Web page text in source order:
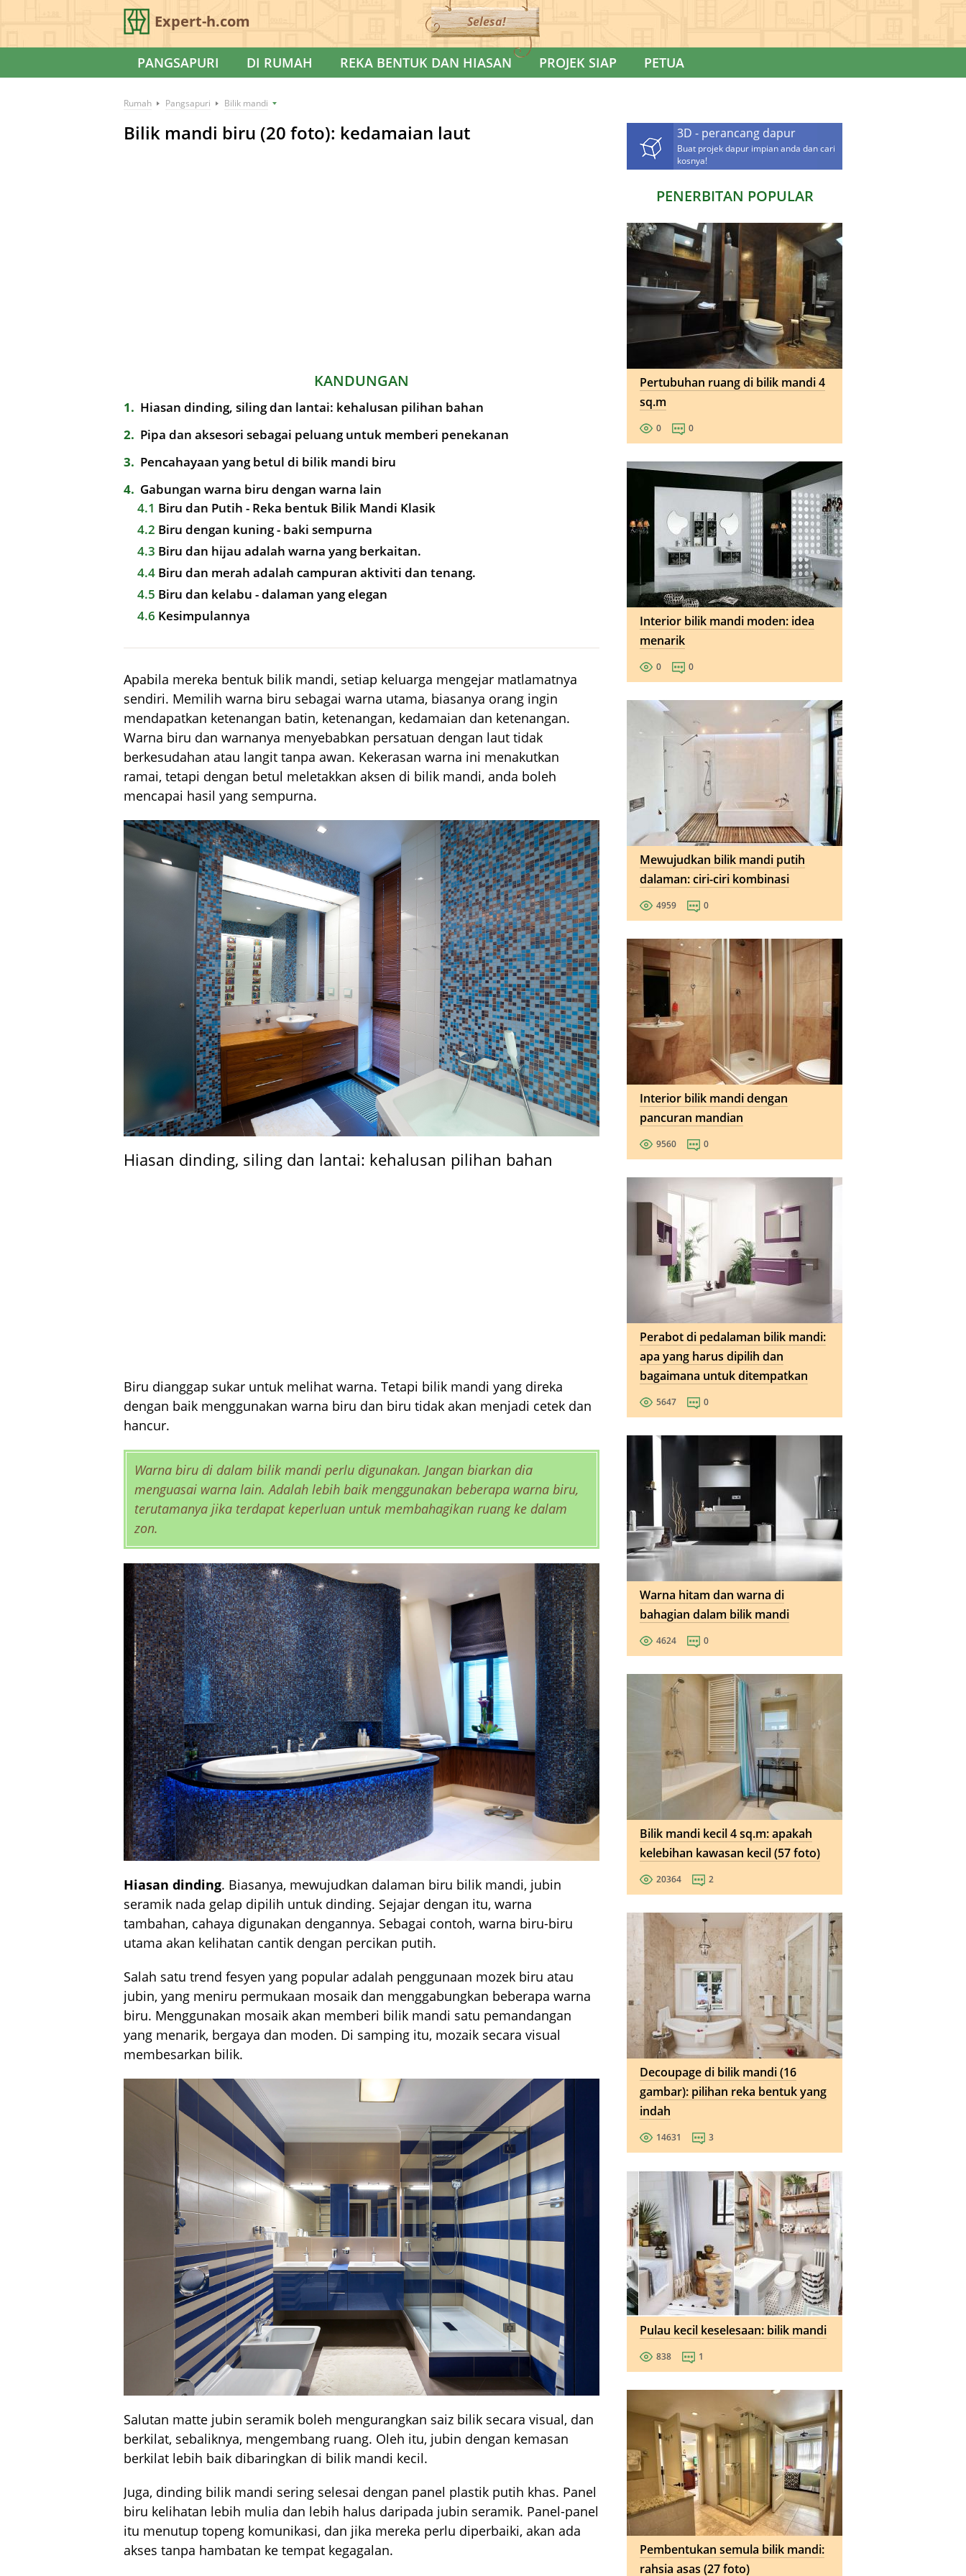
Expert-h.com Selesa!
PANGSAPURI DI RUMAH REKA BENTUK DAN HIASAN PROJEK SIAP PETUA
Rumah Pangsapuri Bilik mandi
Bilik mandi biru (20 foto): kedamaian laut
KANDUNGAN
1
Hiasan dinding, siling dan lantai: kehalusan pilihan bahan
2
Pipa dan aksesori sebagai peluang untuk memberi penekanan
3
Pencahayaan yang betul di bilik mandi biru
4
Gabungan warna biru dengan warna lain
4.1 Biru dan Putih - Reka bentuk Bilik Mandi Klasik
4.2 Biru dengan kuning - baki sempurna
4.3 Biru dan hijau adalah warna yang berkaitan.
4.4 Biru dan merah adalah campuran aktiviti dan tenang.
4.5 Biru dan kelabu - dalaman yang elegan
4.6 Kesimpulannya
Apabila mereka bentuk bilik mandi, setiap keluarga mengejar matlamatnya
sendiri. Memilih warna biru sebagai warna utama, biasanya orang ingin
mendapatkan ketenangan batin, ketenangan, kedamaian dan ketenangan.
Warna biru dan warnanya menyebabkan persatuan dengan laut tidak
berkesudahan atau langit tanpa awan. Kekerasan warna ini menakutkan
ramai, tetapi dengan betul meletakkan aksen di bilik mandi, anda boleh
mencapai hasil yang sempurna.
Hiasan dinding, siling dan lantai: kehalusan pilihan bahan
Biru dianggap sukar untuk melihat warna. Tetapi bilik mandi yang direka
dengan baik menggunakan warna biru dan biru tidak akan menjadi cetek dan
hancur.
Warna biru di dalam bilik mandi perlu digunakan. Jangan biarkan dia
menguasai warna lain. Adalah lebih baik menggunakan beberapa warna biru,
terutamanya jika terdapat keperluan untuk membahagikan ruang ke dalam
zon.
Hiasan dinding. Biasanya, mewujudkan dalaman biru bilik mandi, jubin
seramik nada gelap dipilih untuk dinding. Sejajar dengan itu, warna
tambahan, cahaya digunakan dengannya. Sebagai contoh, warna biru-biru
utama akan kelihatan cantik dengan percikan putih.
Salah satu trend fesyen yang popular adalah penggunaan mozek biru atau
jubin, yang meniru permukaan mosaik dan menggabungkan beberapa warna
biru. Menggunakan mosaik akan memberi bilik mandi satu pemandangan
yang menarik, bergaya dan moden. Di samping itu, mozaik secara visual
membesarkan bilik.
Salutan matte jubin seramik boleh mengurangkan saiz bilik secara visual, dan
berkilat, sebaliknya, mengembang ruang. Oleh itu, jubin dengan kemasan
berkilat lebih baik dibaringkan di bilik mandi kecil.
Juga, dinding bilik mandi sering selesai dengan panel plastik putih khas. Panel
biru kelihatan lebih mulia dan lebih halus daripada jubin seramik. Panel-panel
itu menutup topeng komunikasi, dan jika mereka perlu diperbaiki, akan ada
akses tanpa hambatan ke tempat kegagalan.
3D - perancang dapur
Buat projek dapur impian anda dan cari
kosnya!
PENERBITAN POPULAR
Pertubuhan ruang di bilik mandi 4
sq.m
0 0
Interior bilik mandi moden: idea
menarik
0 0
Mewujudkan bilik mandi putih
dalaman: ciri-ciri kombinasi
4959 0
Interior bilik mandi dengan
pancuran mandian
9560 0
Perabot di pedalaman bilik mandi:
apa yang harus dipilih dan
bagaimana untuk ditempatkan
5647 0
Warna hitam dan warna di
bahagian dalam bilik mandi
4624 0
Bilik mandi kecil 4 sq.m: apakah
kelebihan kawasan kecil (57 foto)
20364 2
Decoupage di bilik mandi (16
gambar): pilihan reka bentuk yang
indah
14631 3
Pulau kecil keselesaan: bilik mandi
838 1
Pembentukan semula bilik mandi:
rahsia asas (27 foto)